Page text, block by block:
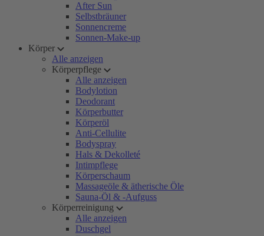
After Sun
Selbstbräuner
Sonnencreme
Sonnen-Make-up
Körper
Alle anzeigen
Körperpflege
Alle anzeigen
Bodylotion
Deodorant
Körperbutter
Körperöl
Anti-Cellulite
Bodyspray
Hals & Dekolleté
Intimpflege
Körperschaum
Massageöle & ätherische Öle
Sauna-Öl & -Aufguss
Körperreinigung
Alle anzeigen
Duschgel